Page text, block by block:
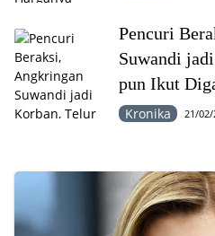
Pencuri
Suwandi
pun Ikut
Kronika 21/02/